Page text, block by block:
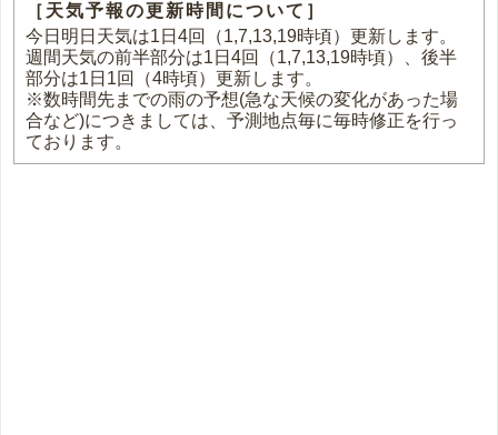
［天気予報の更新時間について］
今日明日天気は1日4回（1,7,13,19時頃）更新します。
週間天気の前半部分は1日4回（1,7,13,19時頃）、後半
部分は1日1回（4時頃）更新します。
※数時間先までの雨の予想(急な天候の変化があった場
合など)につきましては、予測地点毎に毎時修正を行っ
ております。